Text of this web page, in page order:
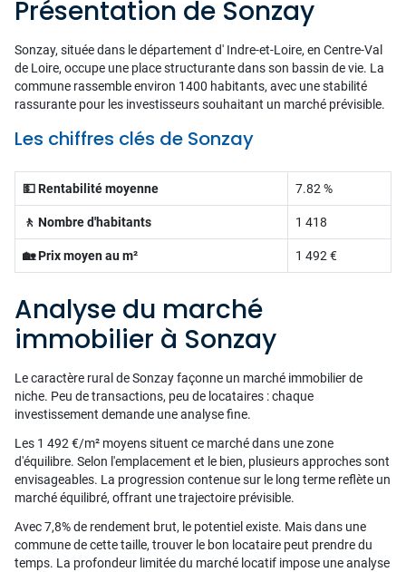
Présentation de Sonzay
Sonzay, située dans le département d' Indre-et-Loire, en Centre-Val
de Loire, occupe une place structurante dans son bassin de vie. La
commune rassemble environ 1400 habitants, avec une stabilité
rassurante pour les investisseurs souhaitant un marché prévisible.
Les chiffres clés de Sonzay
💵 Rentabilité moyenne 7.82 %
🚶 Nombre d'habitants 1 418
🏡 Prix moyen au m² 1 492 €
Analyse du marché
immobilier à Sonzay
Le caractère rural de Sonzay façonne un marché immobilier de
niche. Peu de transactions, peu de locataires : chaque
investissement demande une analyse fine.
Les 1 492 €/m² moyens situent ce marché dans une zone
d'équilibre. Selon l'emplacement et le bien, plusieurs approches sont
envisageables. La progression contenue sur le long terme reflète un
marché équilibré, offrant une trajectoire prévisible.
Avec 7,8% de rendement brut, le potentiel existe. Mais dans une
commune de cette taille, trouver le bon locataire peut prendre du
temps. La profondeur limitée du marché locatif impose une analyse